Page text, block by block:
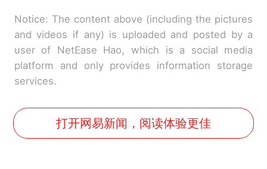
Notice: The content above (including the pictures
and videos if any) is uploaded and posted by a
user of NetEase Hao, which is a social media
platform and only provides information storage
services.
打开网易新闻，阅读体验更佳